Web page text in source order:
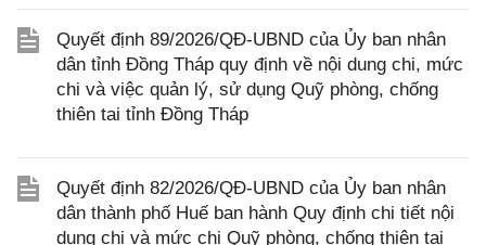
Quyết định 89/2026/QĐ-UBND của Ủy ban nhân
dân tỉnh Đồng Tháp quy định về nội dung chi, mức
chi và việc quản lý, sử dụng Quỹ phòng, chống
thiên tai tỉnh Đồng Tháp
Quyết định 82/2026/QĐ-UBND của Ủy ban nhân
dân thành phố Huế ban hành Quy định chi tiết nội
dung chi và mức chi Quỹ phòng, chống thiên tai